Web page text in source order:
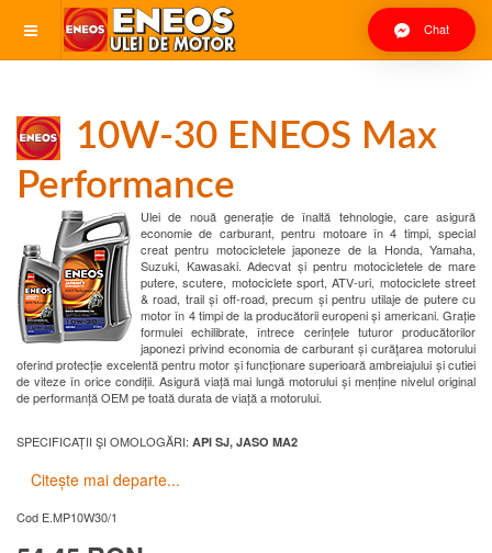
Chat
10W-30 ENEOS Max
Performance
Ulei de nouă generație de înaltă tehnologie, care asigură
economie de carburant, pentru motoare în 4 timpi, special
creat pentru motocicletele japoneze de la Honda, Yamaha,
Suzuki, Kawasaki. Adecvat și pentru motocicletele de mare
putere, scutere, motociclete sport, ATV-uri, motociclete street
& road, trail și off-road, precum și pentru utilaje de putere cu
motor în 4 timpi de la producătorii europeni și americani. Grație
formulei echilibrate, întrece cerințele tuturor producătorilor
japonezi privind economia de carburant și curăţarea motorului
oferind protecție excelentă pentru motor și funcționare superioară ambreiajului și cutiei
de viteze în orice condiții. Asigură viață mai lungă motorului și menține nivelul original
de performanță OEM pe toată durata de viață a motorului.
SPECIFICAȚII ŞI OMOLOGĂRI: API SJ, JASO MA2
Citește mai departe...
Cod E.MP10W30/1